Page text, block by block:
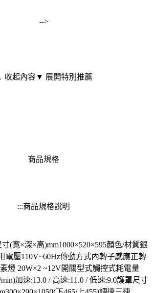
-->
收起內容▼ 展開特別推薦
商品規格
:::商品規格說明
(寬×深×高)mm1000×520×595顏色/材質銀
電壓110V~60Hz傳動方式內轉子感應正轉
燈 20W×2 ~12V開關型式觸控式耗電量
加速:13.0 / 高速:11.0 / 低速:9.0護罩尺寸